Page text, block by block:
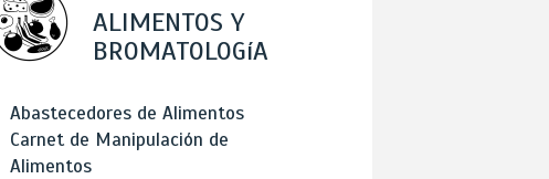
ALIMENTOS Y
BROMATOLOGíA
Abastecedores de Alimentos
Carnet de Manipulación de
Alimentos